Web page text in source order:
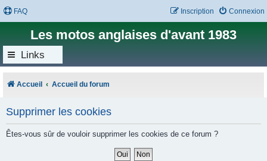
FAQ Connexion
Inscription
Les motos anglaises d'avant 1983
Links
Accueil Accueil du forum
Supprimer les cookies
Êtes-vous sûr de vouloir supprimer les cookies de ce forum ?